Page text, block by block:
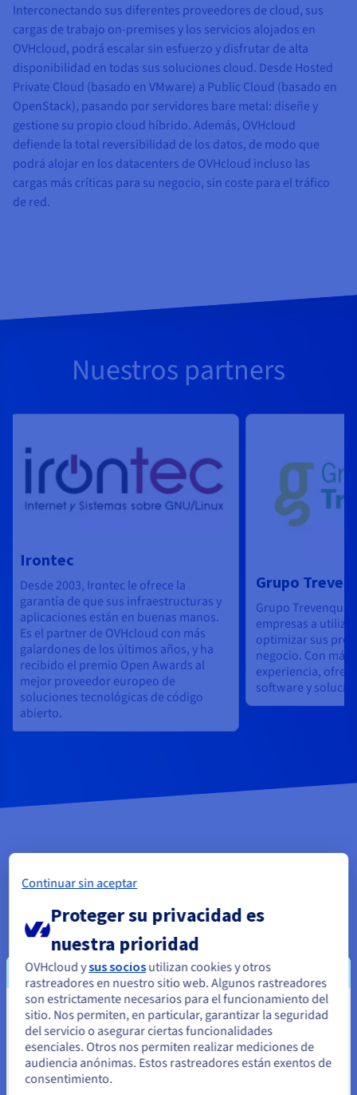
Interconectando sus diferentes proveedores de cloud, sus
cargas de trabajo on-premises y los servicios alojados en
OVHcloud, podrá escalar sin esfuerzo y disfrutar de alta
disponibilidad en todas sus soluciones cloud. Desde Hosted
Private Cloud (basado en VMware) a Public Cloud (basado en
OpenStack), pasando por servidores bare metal: diseñe y
gestione su propio cloud híbrido. Además, OVHcloud
defiende la total reversibilidad de los datos, de modo que
podrá alojar en los datacenters de OVHcloud incluso las
cargas más críticas para su negocio, sin coste para el tráfico
de red.
Nuestros partners
Irontec
Desde 2003, Irontec le ofrece la
garantía de que sus infraestructuras y
aplicaciones están en buenas manos.
Es el partner de OVHcloud con más
galardones de los últimos años, y ha
recibido el premio Open Awards al
mejor proveedor europeo de
soluciones tecnológicas de código
abierto.
Grupo
Grupo Trevenque
empresas a
optimizar sus
negocio. Con más
experiencia,
software y
Principales características
Escalable
Automatice y orqueste su infraestructura en cuestión de
minutos a través de un panel de administración web, una
gran variedad de API o herramientas conocidas y fiables.
Altamente disponible
Parece que está ubicado en Estados
Unidos
Si quiere hacer un pedido desde Estados Unidos, deberá buscar
el sitio web adecuado y crear una cuenta.
Continuar sin aceptar
Proteger su privacidad es
nuestra prioridad
OVHcloud ysus sociosutilizan cookies y otros
rastreadores en nuestro sitio web. Algunos rastreadores
son estrictamente necesarios para el funcionamiento del
sitio. Nos permiten, en particular, garantizar la seguridad
del servicio o asegurar ciertas funcionalidades
esenciales. Otros nos permiten realizar mediciones de
audiencia anónimas. Estos rastreadores están exentos de
consentimiento.